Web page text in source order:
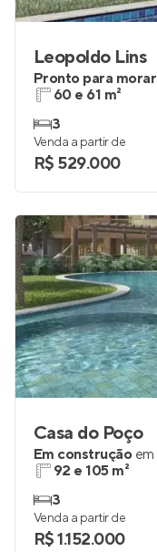
Leopoldo Lins
Pronto para morar
60 e 61 m²
3
Venda a partir de
R$ 529.000
Casa do Poço
Em construção em
92 e 105 m²
3
Venda a partir de
R$ 1.152.000